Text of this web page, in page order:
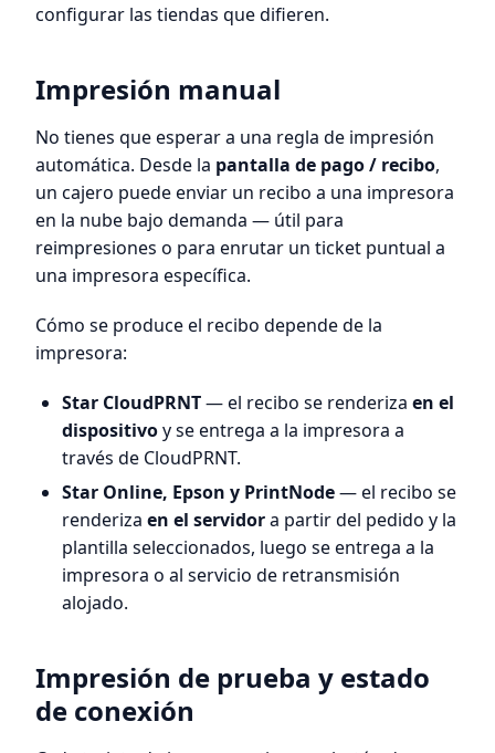
configurar las tiendas que difieren.
Impresión manual
No tienes que esperar a una regla de impresión
automática. Desde la pantalla de pago / recibo,
un cajero puede enviar un recibo a una impresora
en la nube bajo demanda — útil para
reimpresiones o para enrutar un ticket puntual a
una impresora específica.
Cómo se produce el recibo depende de la
impresora:
Star CloudPRNT— el recibo se renderiza en el
dispositivoy se entrega a la impresora a
través de CloudPRNT.
Star Online, Epson y PrintNode— el recibo se
renderiza en el servidora partir del pedido y la
plantilla seleccionados, luego se entrega a la
impresora o al servicio de retransmisión
alojado.
Impresión de prueba y estado
de conexión